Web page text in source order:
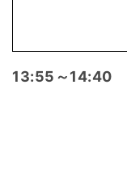
13:55～14:40